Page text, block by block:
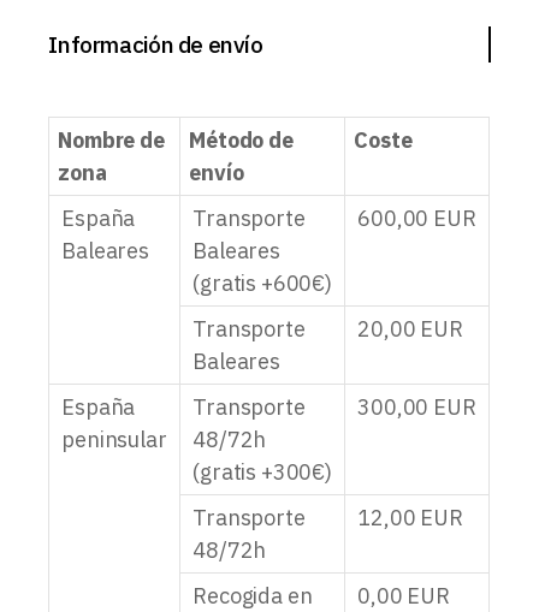
Información de envío
Nombre de
zona
Método de
envío
Coste
España
Baleares
Transporte
Baleares
(gratis +600€)
600,00 EUR
Transporte
Baleares
20,00 EUR
España
peninsular
Transporte
48/72h
(gratis +300€)
300,00 EUR
Transporte
48/72h
12,00 EUR
Recogida en
0,00 EUR